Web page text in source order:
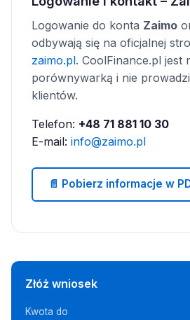
Logowanie do konta Zaimo
odbywają się na oficjalnej
zaimo.pl. CoolFinance.pl jest
porównywarką i nie
klientów.
Telefon: +48 71 881 10 30
E-mail: info@zaimo.pl
📄 Pobierz informacje w
Złóż wniosek
Kwota do